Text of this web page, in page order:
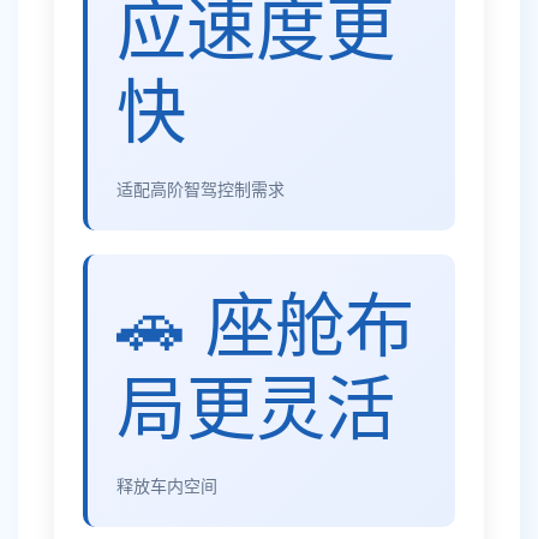
应速度更
快
适配高阶智驾控制需求
🚗 座舱布
局更灵活
释放车内空间